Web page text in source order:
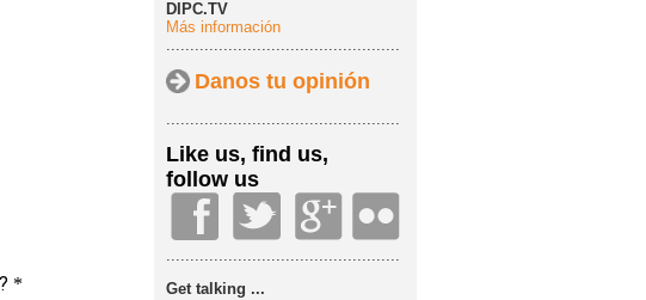
DIPC.TV
Más información
.................................................
Danos tu opinión
Like us, find us,
follow us
.................................................
Get talking ...